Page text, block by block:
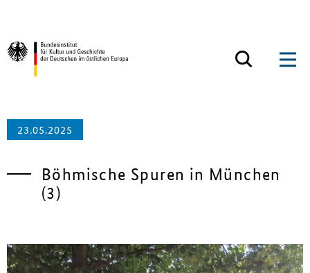
23.05.2025
Böhmische Spuren in München
(3)